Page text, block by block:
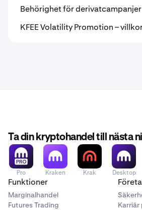
Behörighet för derivatcampanjer
KFEE Volatility Promotion –
Ta din kryptohandel till nästa
Pro Kraken Krak Desktop
Funktioner
Marginalhandel
Futures Trading
Karriär